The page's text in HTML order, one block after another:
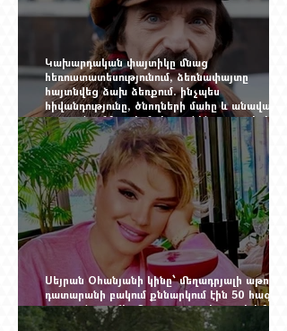
Կախարդական փայտիկը մնաց
հեռուստատեսությունում, ձեռնափայտը
հայտնվեց ձախ ձեռքում. ինչպես
հիվանդությունը, ծնողների մահը և անավարտ
թատրոնը Հմայակ Հակոբյանին դուրս բերեցին
կադրից
Սեյրան Օհանյանի կինը՝ մեղադրյալի աթոռին.
դատարանի բակում քննարկում էին 50 հազար
դոլարանոց «Հերմես» պայուսակը, դահլիճում՝
625 միլիոն 470 հազար դրամի երկու գործարք